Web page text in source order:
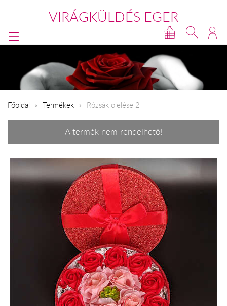
VIRÁGKÜLDÉS EGER
Főoldal Termékek Rózsák ölelése 2
A termék nem rendelhető!